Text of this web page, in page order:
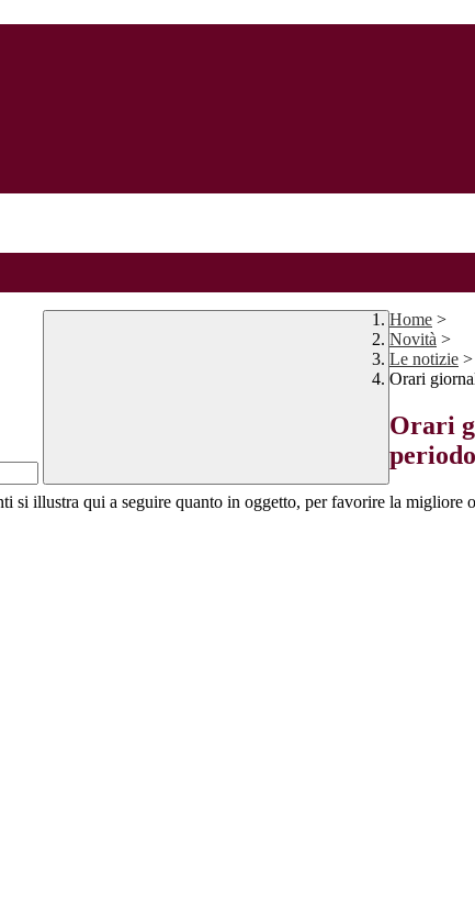
Home >
Novità >
Le notizie >
Orari
Orari
si illustra qui a seguire quanto in oggetto, per favorire la migliore